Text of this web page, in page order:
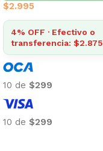
$5.155
10% OFF · Efectivo o
transferencia: $4.640
10 de $516
10 de $516